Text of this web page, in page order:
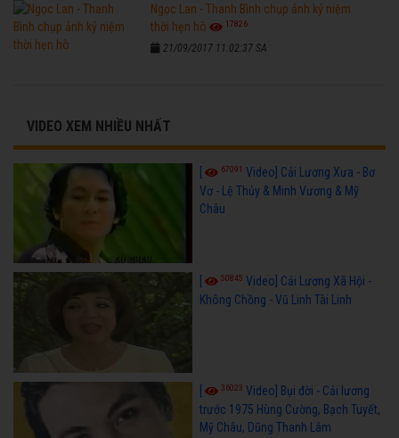
Ngọc Lan - Thanh Bình chụp ảnh kỷ niệm
thời hẹn hò
17826
21/09/2017 11:02:37 SA
VIDEO XEM NHIỀU NHẤT
[ 67091 Video] Cải Lương Xưa - Bơ
Vơ - Lệ Thủy & Minh Vương & Mỹ
Châu
50845 Video] Cải Lương Xã Hội -
Không Chồng - Vũ Linh Tài Linh
36023 Video] Bụi đời - Cải lương
trước 1975 Hùng Cường, Bạch Tuyết,
Mỹ Châu, Dũng Thanh Lâm